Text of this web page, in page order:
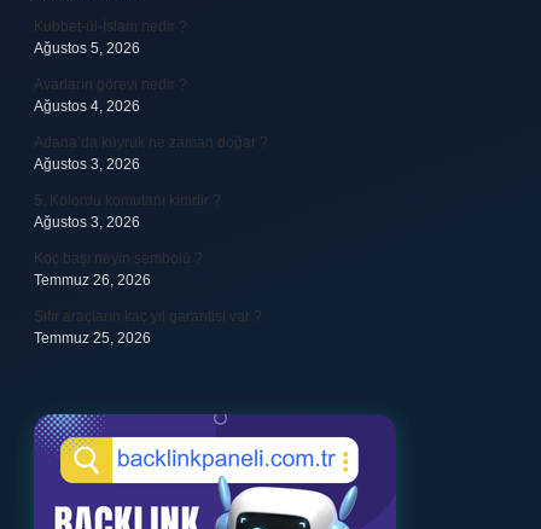
Kubbet-ül-İslam nedir ?
Ağustos 5, 2026
Avarların görevi nedir ?
Ağustos 4, 2026
Adana’da kuyruk ne zaman doğar ?
Ağustos 3, 2026
5. Kolordu komutanı kimdir ?
Ağustos 3, 2026
Koç başı neyin sembolü ?
Temmuz 26, 2026
Sıfır araçların kaç yıl garantisi var ?
Temmuz 25, 2026